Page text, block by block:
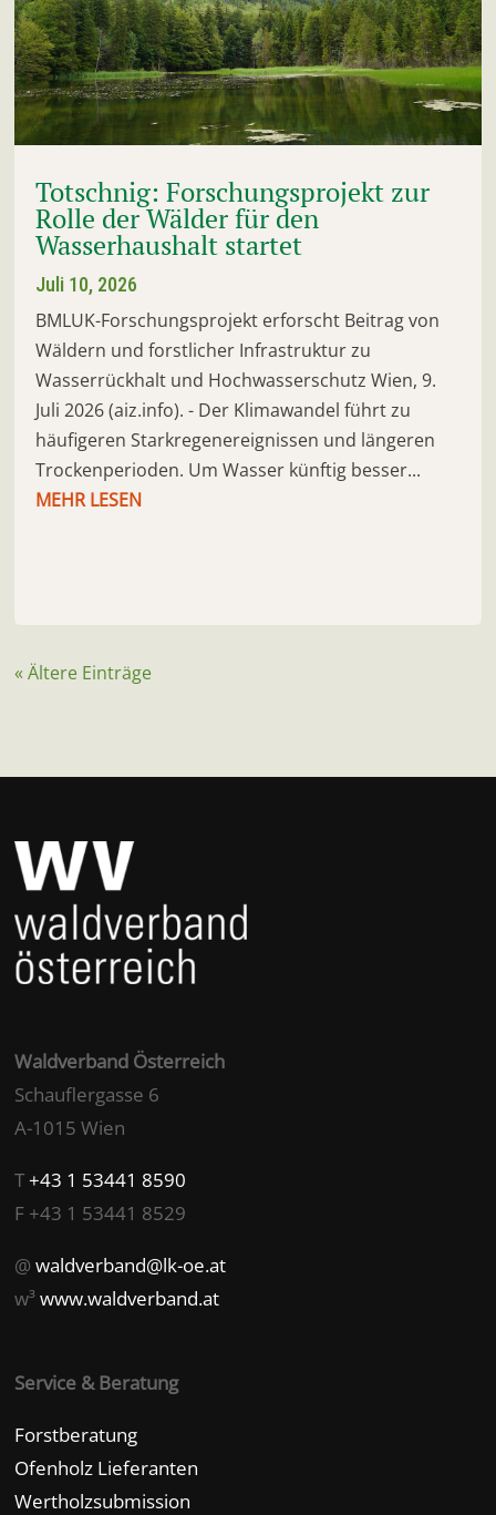
Totschnig: Forschungsprojekt zur
Rolle der Wälder für den
Wasserhaushalt startet
Juli 10, 2026
BMLUK-Forschungsprojekt erforscht Beitrag von
Wäldern und forstlicher Infrastruktur zu
Wasserrückhalt und Hochwasserschutz Wien, 9.
Juli 2026 (aiz.info). - Der Klimawandel führt zu
häufigeren Starkregenereignissen und längeren
Trockenperioden. Um Wasser künftig besser...
MEHR LESEN
« Ältere Einträge
Waldverband Österreich
Schauflergasse 6
A-1015 Wien
T+43 1 53441 8590
F +43 1 53441 8529
@waldverband@lk-oe.at
w³www.waldverband.at
Service & Beratung
Forstberatung
Ofenholz Lieferanten
Wertholzsubmission